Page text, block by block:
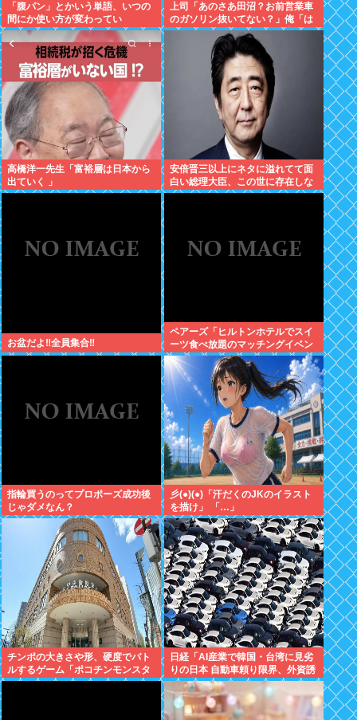
「腹パン」とかいう単語、いつの
間にか使い方が変わってい
た・・・・・
上司「あのさあ田沼？お前営業車
のガソリン抜いてない？」俺「は
ぁ？どういうことすか？」上司
「自分の車に入れ替えたりしてな
い？？」⇒結果ｗｗ
高橋洋一先生「富裕層は日本から
出ていく 」
安倍晋三以上にネタに溢れてて面
白い総理大臣、この世に存在しな
い説www
お盆だよ‼全員集合‼
ペアーズ「ヒルトンホテルでスイ
ーツ食べ放題のマッチングイベン
トやるぞ。女2500円男7000円
な」→女だけ埋まるwww
指輪買うのってプロポーズ成功後
じゃダメなん？
彡(●)(●)「汗だくのJKのイラスト
を描け」 「…」
チンポの大きさや形、硬度でバト
ルするゲーム「ポコチンモンスタ
ー」を作ろうと思う
日経「AI産業で韓国・台湾に見劣
りの日本 自動車頼り限界、外資誘
致が必要」どう思う？